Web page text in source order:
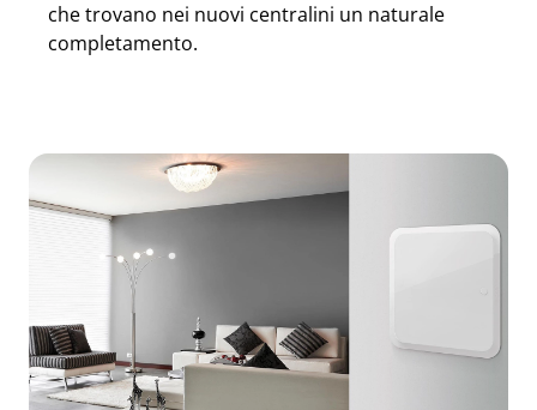
che trovano nei nuovi centralini un naturale
completamento.